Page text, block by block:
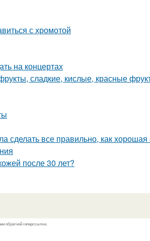
с хромотой
на концертах
сладкие, кислые, красные
сделать все правильно, как хорошая
после 30 лет?
обратной гиперссылки.